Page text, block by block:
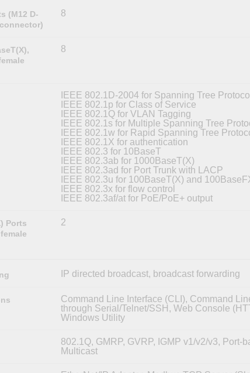
(M12 D-
8
8
IEEE 802.1D-2004 for Spanning Tree Protocol
IEEE 802.1p for Class of Service
IEEE 802.1Q for VLAN Tagging
IEEE 802.1s for Multiple Spanning Tree
IEEE 802.1w for Rapid Spanning Tree
IEEE 802.1X for authentication
IEEE 802.3 for 10BaseT
IEEE 802.3ab for 1000BaseT(X)
IEEE 802.3ad for Port Trunk with LACP
IEEE 802.3u for 100BaseT(X) and
IEEE 802.3x for flow control
IEEE 802.3af/at for PoE/PoE+ output
Ports
2
IP directed broadcast, broadcast forwarding
Command Line Interface (CLI), Command
through Serial/Telnet/SSH, Web Console
Windows Utility
802.1Q, GMRP, GVRP, IGMP v1/v2/v3, Port-
Multicast